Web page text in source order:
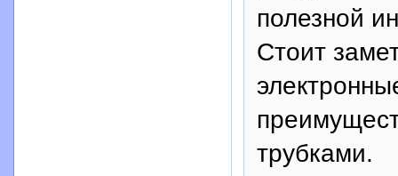
полезной
Стоит
трубками.